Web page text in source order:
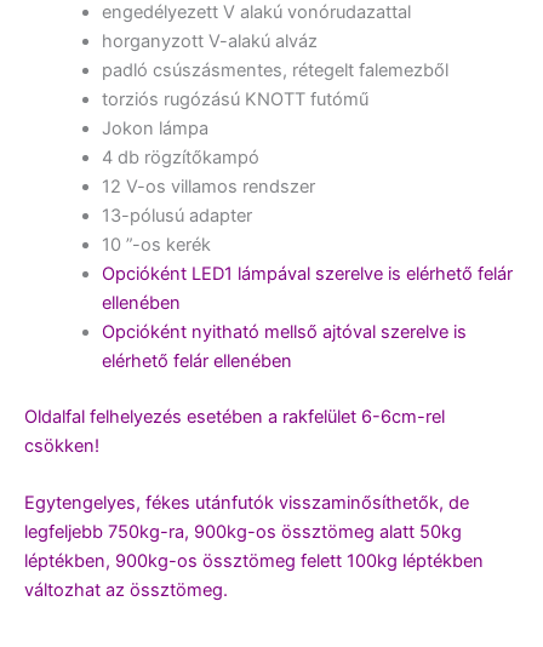
engedélyezett V alakú vonórudazattal
horganyzott V-alakú alváz
padló csúszásmentes, rétegelt falemezből
torziós rugózású KNOTT futómű
Jokon lámpa
4 db rögzítőkampó
12 V-os villamos rendszer
13-pólusú adapter
10 ”-os kerék
Opcióként LED1 lámpával szerelve is elérhető felár
ellenében
Opcióként nyitható mellső ajtóval szerelve is
elérhető felár ellenében
Oldalfal felhelyezés esetében a rakfelület 6-6cm-rel
csökken!
Egytengelyes, fékes utánfutók visszaminősíthetők, de
legfeljebb 750kg-ra, 900kg-os össztömeg alatt 50kg
léptékben, 900kg-os össztömeg felett 100kg léptékben
változhat az össztömeg.